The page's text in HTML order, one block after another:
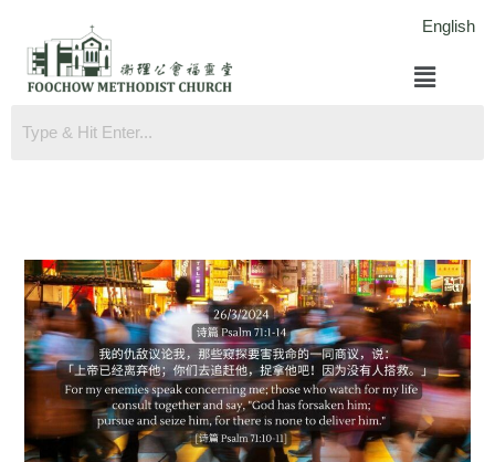
English
菜
单